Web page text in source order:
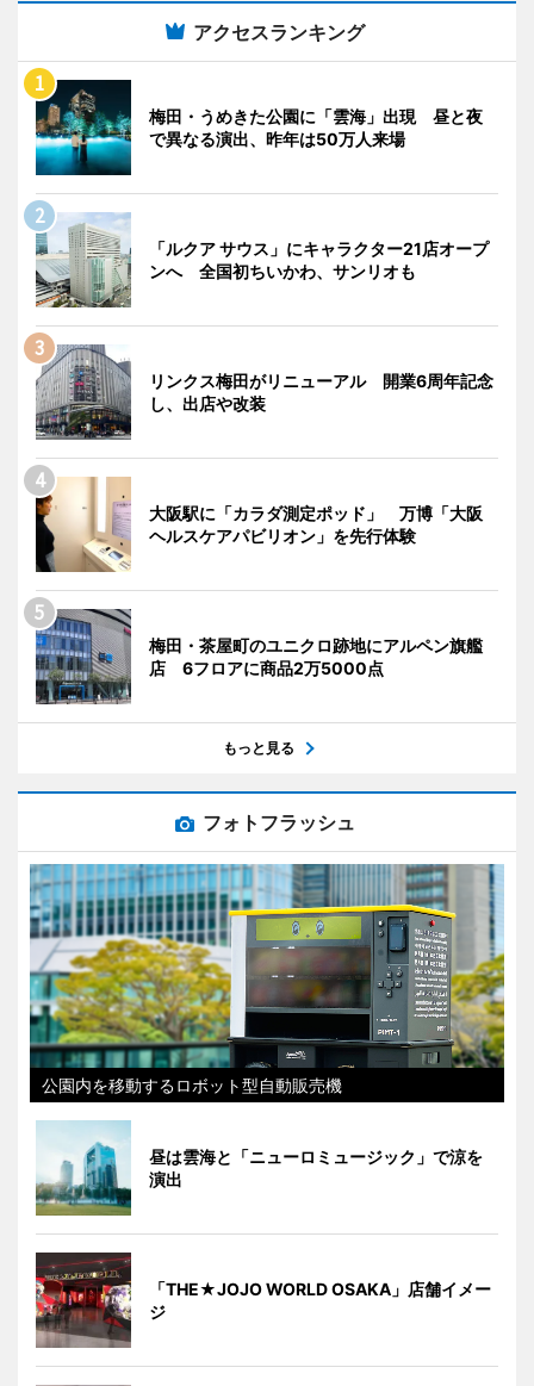
アクセスランキング
梅田・うめきた公園に「雲海」出現 昼と夜
で異なる演出、昨年は50万人来場
「ルクア サウス」にキャラクター21店オープ
ンへ 全国初ちいかわ、サンリオも
リンクス梅田がリニューアル 開業6周年記念
し、出店や改装
大阪駅に「カラダ測定ポッド」 万博「大阪
ヘルスケアパビリオン」を先行体験
梅田・茶屋町のユニクロ跡地にアルペン旗艦
店 6フロアに商品2万5000点
もっと見る
フォトフラッシュ
公園内を移動するロボット型自動販売機
昼は雲海と「ニューロミュージック」で涼を
演出
「THE★JOJO WORLD OSAKA」店舗イメー
ジ